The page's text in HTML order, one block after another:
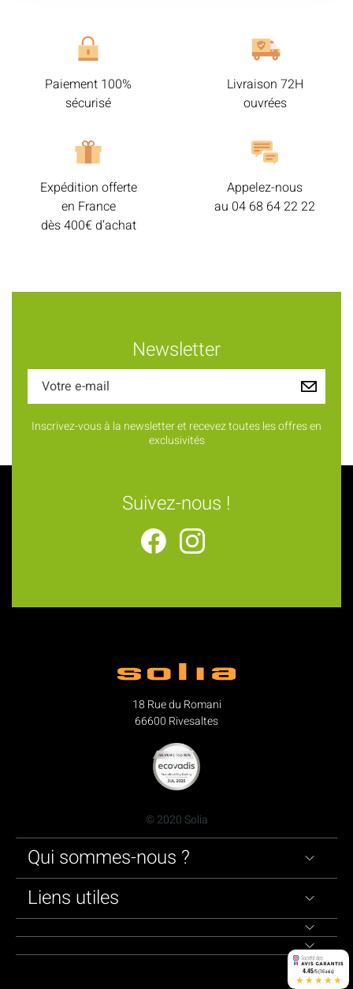
Paiement 100%
sécurisé
Livraison 72H
ouvrées
Expédition offerte
en France
dès 400€ d’achat
Appelez-nous
au 04 68 64 22 22
Newsletter
Inscrivez-vous à la newsletter et recevez toutes les offres en
exclusivités
Suivez-nous !
18 Rue du Romani
66600 Rivesaltes
© 2020 Solia
Qui sommes-nous ?
Liens utiles
4.45/5 (16 avis)
★★★★★